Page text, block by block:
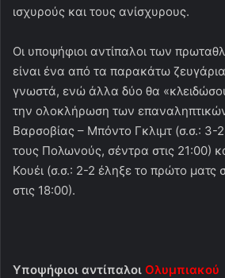
ισχυρούς και τους ανίσχυρους.
Οι υποψήφιοι αντίπαλοι των
είναι ένα από τα παρακάτω
γνωστά, ενώ άλλα δύο θα
την ολοκλήρωση των
Βαρσοβίας – Μπόντο Γκλιμτ (σ.σ.: 3-
τους Πολωνούς, σέντρα στις 21:00)
Κουέι (σ.σ.: 2-2 έληξε το πρώτο ματς
στις 18:00).
Υποψήφιοι αντίπαλοι Ολυμπιακού